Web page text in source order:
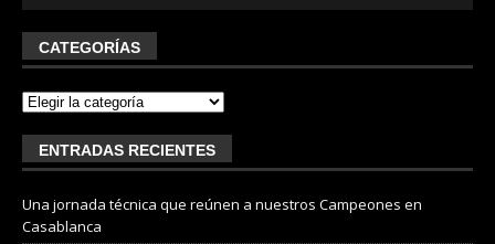
CATEGORÍAS
ENTRADAS RECIENTES
Una jornada técnica que reúnen a nuestros Campeones en
Casablanca